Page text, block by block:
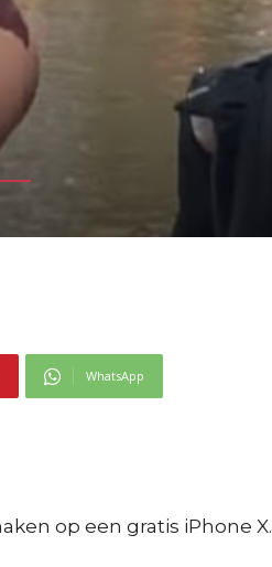
WhatsApp
op een gratis iPhone X.